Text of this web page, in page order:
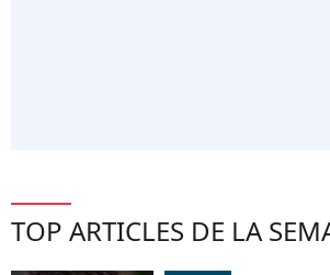
TOP ARTICLES DE LA